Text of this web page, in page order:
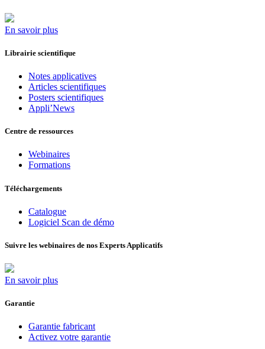
En savoir plus
Librairie scientifique
Notes applicatives
Articles scientifiques
Posters scientifiques
Appli’News
Centre de ressources
Webinaires
Formations
Téléchargements
Catalogue
Logiciel Scan de démo
Suivre les webinaires de nos Experts Applicatifs
En savoir plus
Garantie
Garantie fabricant
Activez votre garantie